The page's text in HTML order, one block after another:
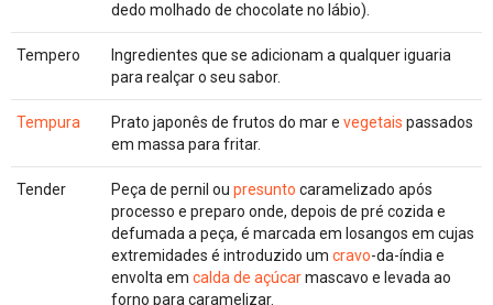
dedo molhado de chocolate no lábio).
Tempero
Ingredientes que se adicionam a qualquer iguaria
para realçar o seu sabor.
Tempura Prato japonês de frutos do mar e vegetais passados
em massa para fritar.
Tender Peça de pernil ou presunto caramelizado após
processo e preparo onde, depois de pré cozida e
defumada a peça, é marcada em losangos em cujas
extremidades é introduzido um cravo-da-índia e
envolta em calda de açúcarmascavo e levada ao
forno para caramelizar.